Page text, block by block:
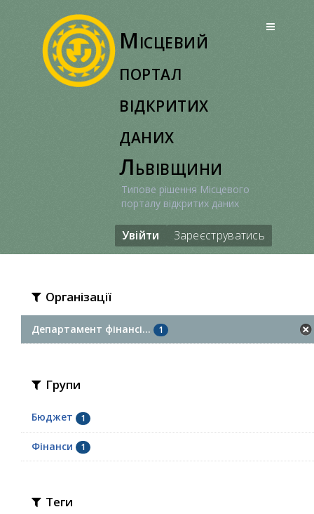
Місцевий
портал
відкритих
даних
Львівщини
Типове рішення Місцевого
порталу відкритих даних
Увійти Зареєструватись
Організації
Департамент фінансі... 1
Групи
Бюджет 1
Фінанси 1
Теги